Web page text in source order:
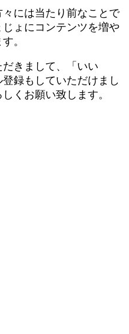
には当たり前なことで
ょにコンテンツを増や
。
きまして、「いい
録もしていただけまし
くお願い致します。